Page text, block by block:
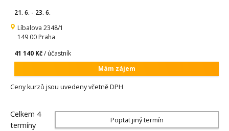
21. 6. - 23. 6.
Líbalova 2348/1
149 00 Praha
41 140 Kč/ účastník
Mám zájem
Ceny kurzů jsou uvedeny včetně DPH
Celkem 4
termíny
Poptat jiný termín